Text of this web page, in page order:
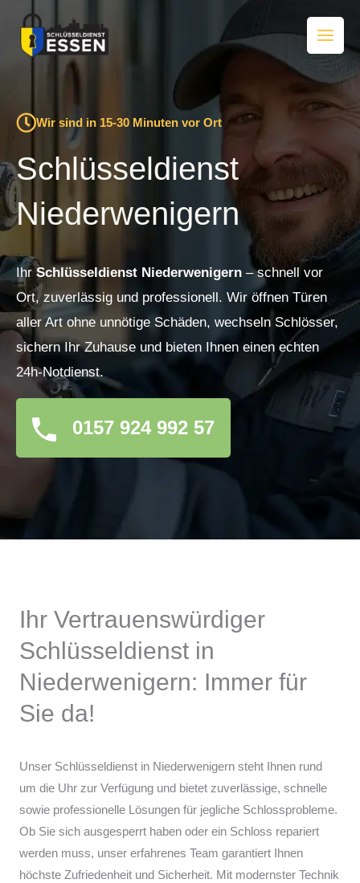
Inhalt
springen
Wir sind in 15-30 Minuten vor Ort
Schlüsseldienst
Niederwenigern
IhrSchlüsseldienst Niederwenigern – schnell vor
Ort, zuverlässig und professionell. Wir öffnen Türen
aller Art ohne unnötige Schäden, wechseln Schlösser,
sichern Ihr Zuhause und bieten Ihnen einen echten
24h-Notdienst.
0157 924 992 57
Ihr Vertrauenswürdiger
Schlüsseldienst in
Niederwenigern: Immer für
Sie da!
Unser Schlüsseldienst in Niederwenigern steht Ihnen rund
um die Uhr zur Verfügung und bietet zuverlässige, schnelle
sowie professionelle Lösungen für jegliche Schlossprobleme.
Ob Sie sich ausgesperrt haben oder ein Schloss repariert
werden muss, unser erfahrenes Team garantiert Ihnen
höchste Zufriedenheit und Sicherheit. Mit modernster Technik